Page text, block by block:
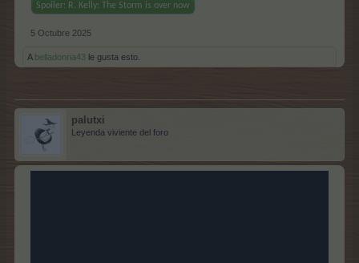
Spoiler: R. Kelly: The Storm is over now
5 Octubre 2025
A belladonna43 le gusta esto.
palutxi
Leyenda viviente del foro